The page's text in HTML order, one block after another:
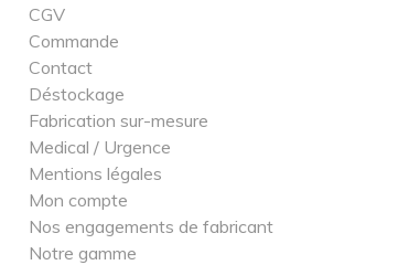
CGV
Commande
Contact
Déstockage
Fabrication sur-mesure
Medical / Urgence
Mentions légales
Mon compte
Nos engagements de fabricant
Notre gamme